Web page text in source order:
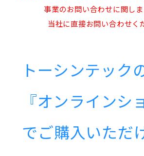
事業のお問い合わせに関しま
当社に直接お問い合わせく
トーシンテック
『オンラインシ
でご購入いただ